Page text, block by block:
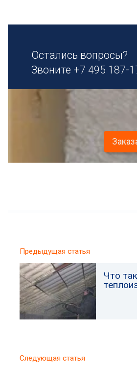
Остались вопросы?
Звоните +7 495 187-
Предыдущая статья
Что
Следующая статья